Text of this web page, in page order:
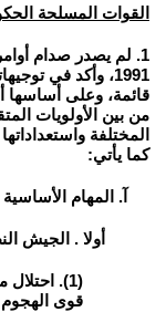
القوات المسلحة
1. لم يصدر صدام
1991، وأكد في
قائمة، وعلى أساسها
من بين الأولويات
المختلفة
كما يأتي:
آ. المهام
أولا . الجيش
(1).
قوى